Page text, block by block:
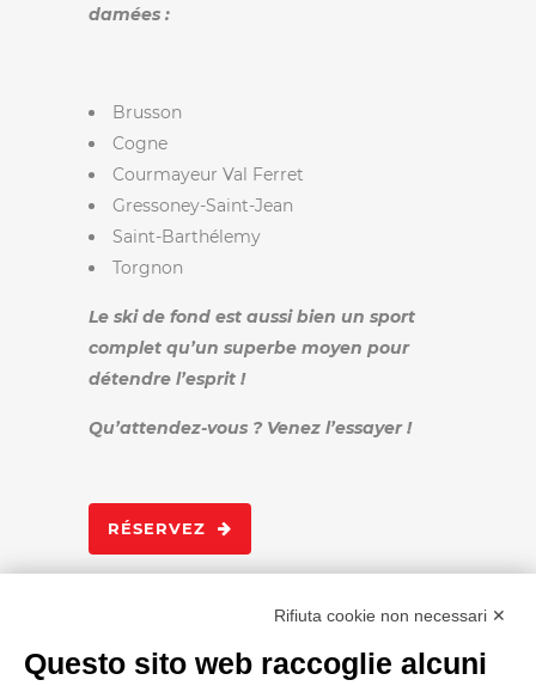
damées :
Brusson
Cogne
Courmayeur Val Ferret
Gressoney-Saint-Jean
Saint-Barthélemy
Torgnon
Le ski de fond est aussi bien un sport
complet qu’un superbe moyen pour
détendre l’esprit !
Qu’attendez-vous ? Venez l’essayer !
RÉSERVEZ
CHERCHER ICI
Rifiuta cookie non necessari ✕
Questo sito web raccoglie alcuni